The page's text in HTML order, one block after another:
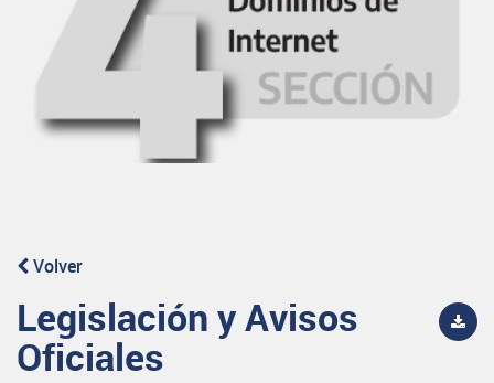
Volver
Legislación y Avisos
Oficiales